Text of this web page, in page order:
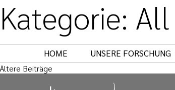
Kontakt
HOME UNSERE FORSCHUNG
Kategorie:
Beitragsnavigation
Ältere Beiträge